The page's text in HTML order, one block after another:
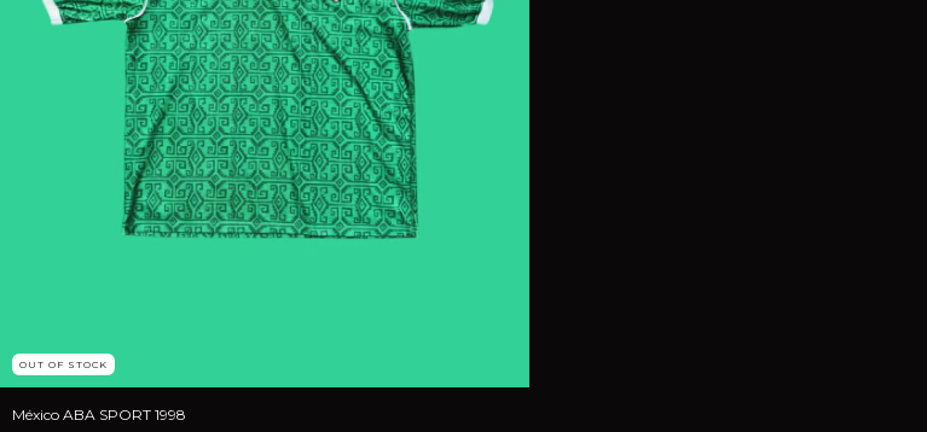
OUT OF STOCK
México ABA SPORT 1998